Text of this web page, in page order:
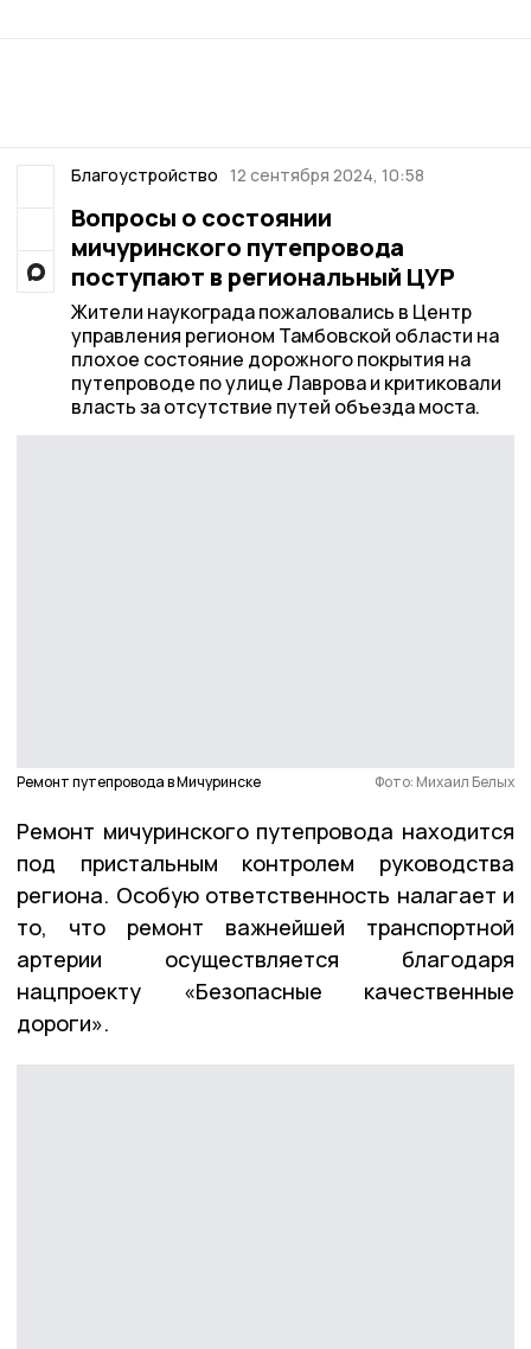
Благоустройство 12 сентября 2024, 10:58
Вопросы о состоянии
мичуринского путепровода
поступают в региональный ЦУР
Жители наукограда пожаловались в Центр
управления регионом Тамбовской области на
плохое состояние дорожного покрытия на
путепроводе по улице Лаврова и критиковали
власть за отсутствие путей объезда моста.
Ремонт путепровода в Мичуринске Фото: Михаил Белых
Ремонт мичуринского путепровода находится
под пристальным контролем руководства
региона. Особую ответственность налагает и
то, что ремонт важнейшей транспортной
артерии осуществляется благодаря
нацпроекту «Безопасные качественные
дороги».